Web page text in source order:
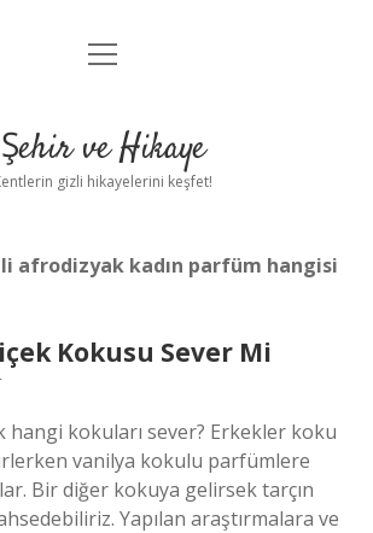
Anasayfa
Yasal Uyarı
menüyü
Şehir ve Hikaye
gizli hikayelerini keşfet!
afrodizyak kadın parfüm hangisi
Kokusu Sever Mi
hangi kokuları sever? Erkekler koku
vanilya kokulu parfümlere
Bir diğer kokuya gelirsek tarçın
Yapılan araştırmalara ve